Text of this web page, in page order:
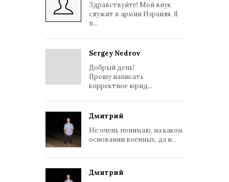
Здравствуйте! Мой внук
служит в армии Израиля. Я
п...
Sergey Nedrov
Добрый день!
Прошу написать
корректное юрид...
Дмитрий
Не очень понимаю, на каком
основании военных, да и...
Дмитрий